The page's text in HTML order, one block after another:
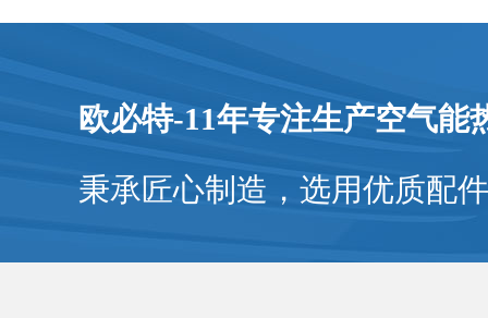
欧必特-11年专注生产空气能
秉承匠心制造，选用优质配